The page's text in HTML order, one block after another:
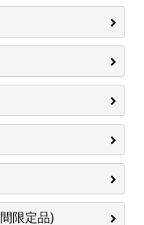
限定品)